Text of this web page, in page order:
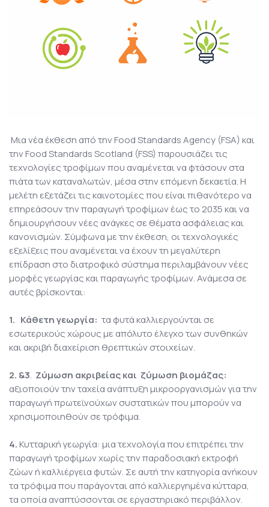
Μια νέα έκθεση από την Food Standards Agency (FSA) και
την Food Standards Scotland (FSS) παρουσιάζει τις
τεχνολογίες τροφίμων που αναμένεται να φτάσουν στα
πιάτα των καταναλωτών, μέσα στην επόμενη δεκαετία. Η
μελέτη εξετάζει τις καινοτομίες που είναι πιθανότερο να
επηρεάσουν την παραγωγή τροφίμων έως το 2035 και να
δημιουργήσουν νέες ανάγκες σε θέματα ασφάλειας και
κανονισμών. Σύμφωνα με την έκθεση, οι τεχνολογικές
εξελίξεις που αναμένεται να έχουν τη μεγαλύτερη
επίδραση στο διατροφικό σύστημα περιλαμβάνουν νέες
μορφές γεωργίας και παραγωγής τροφίμων. Ανάμεσα σε
αυτές βρίσκονται:
1. Κάθετη γεωργία: τα φυτά καλλιεργούνται σε
εσωτερικούς χώρους με απόλυτο έλεγχο των συνθηκών
και ακριβή διαχείριση θρεπτικών στοιχείων.
2. &3. Ζύμωση ακριβείας και ζύμωση βιομάζας:
αξιοποιούν την ταχεία ανάπτυξη μικροοργανισμών για την
παραγωγή πρωτεϊνούχων συστατικών που μπορούν να
χρησιμοποιηθούν σε τρόφιμα.
4.Κυτταρική γεωργία: μια τεχνολογία που επιτρέπει την
παραγωγή τροφίμων χωρίς την παραδοσιακή εκτροφή
ζώων ή καλλιέργεια φυτών. Σε αυτή την κατηγορία ανήκουν
τα τρόφιμα που παράγονται από καλλιεργημένα κύτταρα,
τα οποία αναπτύσσονται σε εργαστηριακό περιβάλλον.